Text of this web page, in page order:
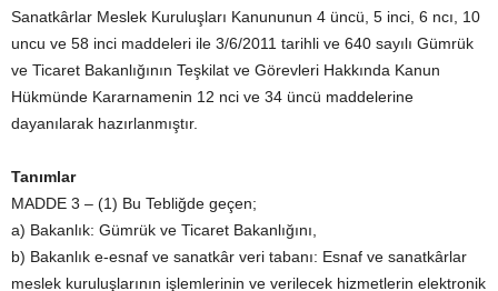
Sanatkârlar Meslek Kuruluşları Kanununun 4 üncü, 5 inci, 6 ncı, 10
uncu ve 58 inci maddeleri ile 3/6/2011 tarihli ve 640 sayılı Gümrük
ve Ticaret Bakanlığının Teşkilat ve Görevleri Hakkında Kanun
Hükmünde Kararnamenin 12 nci ve 34 üncü maddelerine
dayanılarak hazırlanmıştır.
Tanımlar
MADDE 3 – (1) Bu Tebliğde geçen;
a) Bakanlık: Gümrük ve Ticaret Bakanlığını,
b) Bakanlık e-esnaf ve sanatkâr veri tabanı: Esnaf ve sanatkârlar
meslek kuruluşlarının işlemlerinin ve verilecek hizmetlerin elektronik